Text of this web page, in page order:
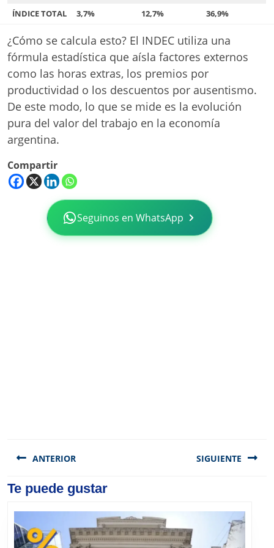
ÍNDICE TOTAL 3,7% 12,7% 36,9%
¿Cómo se calcula esto? El INDEC utiliza una
fórmula estadística que aísla factores externos
como las horas extras, los premios por
productividad o los descuentos por ausentismo.
De este modo, lo que se mide es la evolución
pura del valor del trabajo en la economía
argentina.
Compartir
Seguinos en WhatsApp
de
ANTERIOR
Previous
SIGUIENTE
Te puede gustar